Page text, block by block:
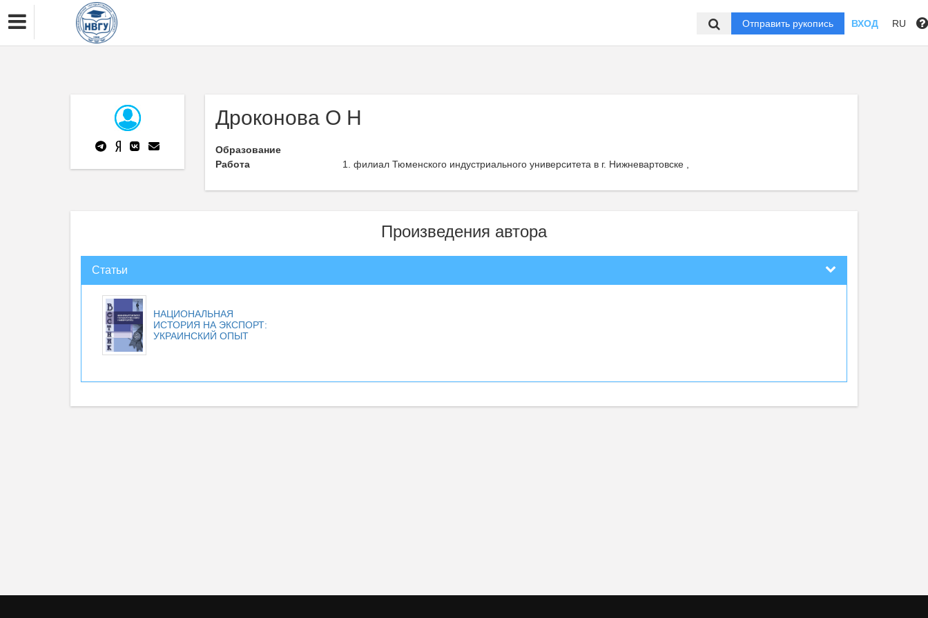
Отправить рукопись ВХОД RU
Дроконова О Н
Образование
Работа
филиал Тюменского индустриального университета в г. Нижневартовске ,
Произведения автора
Статьи
НАЦИОНАЛЬНАЯ
ИСТОРИЯ НА ЭКСПОРТ:
УКРАИНСКИЙ ОПЫТ